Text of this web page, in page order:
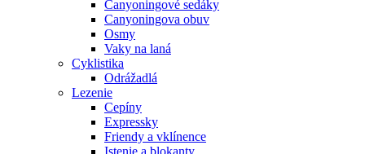
Canyoningové sedáky
Canyoningova obuv
Osmy
Vaky na laná
Cyklistika
Odrážadlá
Lezenie
Cepíny
Expressky
Friendy a vklínence
Istenie a blokanty